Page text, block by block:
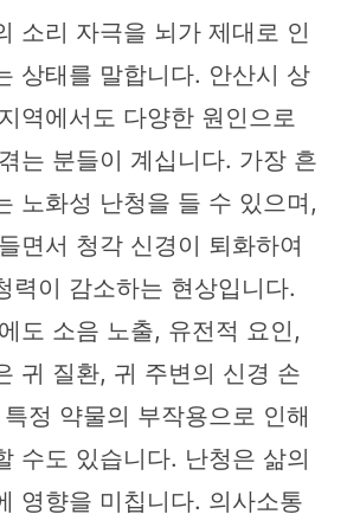
소리 자극을 뇌가 제대로 인
상태를 말합니다. 안산시 상
역에서도 다양한 원인으로
는 분들이 계십니다. 가장 흔
노화성 난청을 들 수 있으며,
면서 청각 신경이 퇴화하여
력이 감소하는 현상입니다.
도 소음 노출, 유전적 요인,
귀 질환, 귀 주변의 신경 손
정 약물의 부작용으로 인해
수도 있습니다. 난청은 삶의
영향을 미칩니다. 의사소통